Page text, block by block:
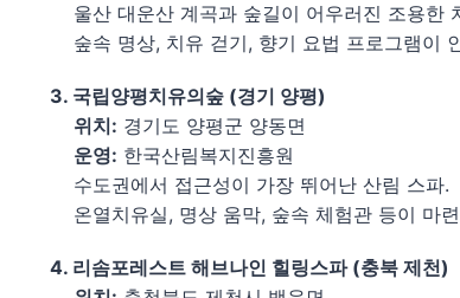
울산 대운산 계곡과 숲길이 어우러진 조용한
숲속 명상, 치유 걷기, 향기 요법 프로그램이
3. 국립양평치유의숲 (경기 양평)
위치: 경기도 양평군 양동면
운영: 한국산림복지진흥원
수도권에서 접근성이 가장 뛰어난 산림 스파.
온열치유실, 명상 움막, 숲속 체험관 등이 마
4. 리솜포레스트 해브나인 힐링스파 (충북 제천)